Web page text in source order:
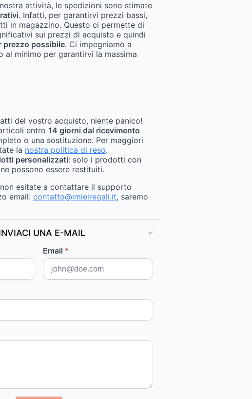
attività, le spedizioni sono stimate
. Infatti, per garantirvi prezzi bassi,
in magazzino. Questo ci permette di
sui prezzi di acquisto e quindi
prezzo possibile. Ci impegniamo a
al minimo per garantirvi la massima
del vostro acquisto, niente panico!
entro 14 giorni dal ricevimento
o una sostituzione. Per maggiori
la nostra politica di reso.
personalizzati: solo i prodotti con
possono essere restituiti.
esitate a contattare il supporto
email: contatto@imieiregali.it, saremo
UNA E-MAIL
Email *